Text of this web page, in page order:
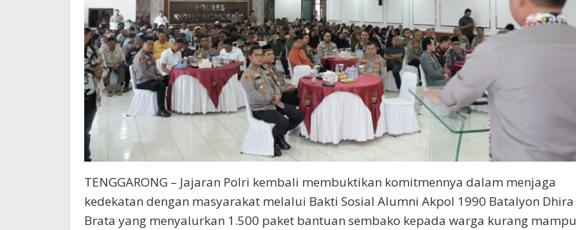
TENGGARONG – Jajaran Polri kembali membuktikan komitmennya dalam menjaga
kedekatan dengan masyarakat melalui Bakti Sosial Alumni Akpol 1990 Batalyon Dhira
Brata yang menyalurkan 1.500 paket bantuan sembako kepada warga kurang mampu